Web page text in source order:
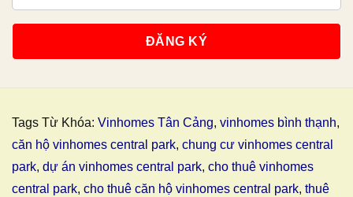
Tags Từ Khóa: Vinhomes Tân Cảng, vinhomes bình thạnh,
căn hộ vinhomes central park, chung cư vinhomes central
park, dự án vinhomes central park, cho thuê vinhomes
central park, cho thuê căn hộ vinhomes central park, thuê